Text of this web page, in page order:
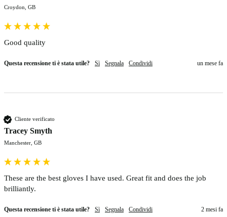
Croydon, GB
Good quality
Questa recensione ti è stata utile? Sì Segnala Condividi un mese fa
Cliente verificato
Tracey Smyth
Manchester, GB
These are the best gloves I have used. Great fit and does the job
brilliantly.
Questa recensione ti è stata utile? Sì Segnala Condividi 2 mesi fa